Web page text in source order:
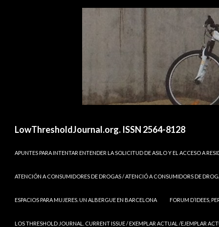
LowThresholdJournal.org. ISSN 2564-8128
APUNTES PARA INTENTAR ENTENDER LA SOLICITUD DE ASILO Y EL ACCESO A
ATENCIÓN A CONSUMIDORES DE DROGAS / ATENCIÓ A CONSUMIDORS DE
ESPACIOS PARA MUJERES. UN ALBERGUE EN BARCELONA FORUM D’IDEES,
LOS THRESHOLD JOURNAL. CURRENT ISSUE / EXEMPLAR ACTUAL /EJEMPLAR